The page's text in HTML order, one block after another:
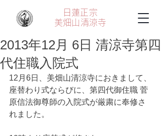
日蓮正宗
美畑山 清涼寺
2013年12月 6日 清涼寺第四
代住職入院式
12月6日、美畑山清涼寺におきまして、
座替わり式ならびに、第四代御住職 菅
原信法御尊師の入院式が厳粛に奉修さ
れました。